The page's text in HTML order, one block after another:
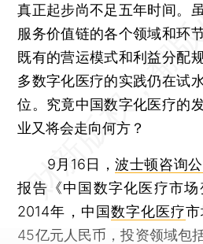
真正起步尚不足五年时间。
服务价值链的各个领域和环
既有的营运模式和利益分配
多数字化医疗的实践仍在试
位。究竟中国数字化医疗的
业又将会走向何方？
9月16日，波士顿咨询公
报告《中国数字化医疗市场
2014年，中国数字化医疗
45亿元人民币，投资领域包